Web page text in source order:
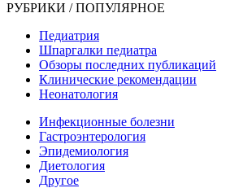
РУБРИКИ / ПОПУЛЯРНОЕ
Педиатрия
Шпаргалки педиатра
Обзоры последних публикаций
Клинические рекомендации
Неонатология
Инфекционные болезни
Гастроэнтерология
Эпидемиология
Диетология
Другое